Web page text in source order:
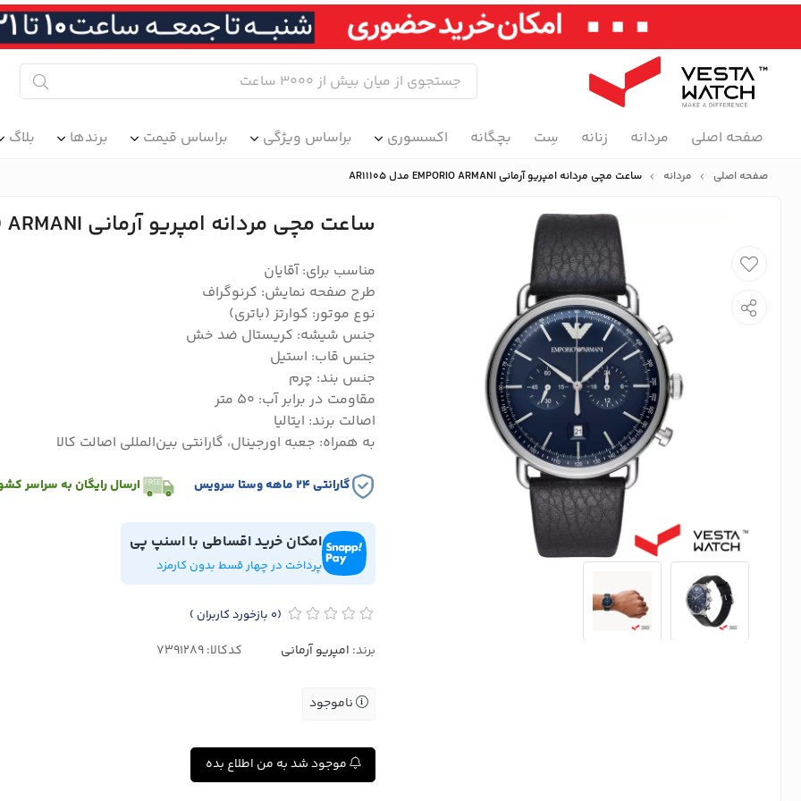
صفحه اصلی مردانه زنانه سِت بچگانه اکسسوری براساس ویژگی براساس قیمت برندها بلاگ
صفحه اصلی مردانه ساعت مچی مردانه امپریو آرمانی EMPORIO ARMANI مدل AR11105
ساعت مچی مردانه امپریو آرمانی EMPORIO ARMANI مدل AR11105
مناسب برای: آقایان
طرح صفحه نمایش: کرنوگراف
نوع موتور: کوارتز (باتری)
جنس شیشه: کریستال ضد خش
جنس قاب: استیل
جنس بند: چرم
مقاومت در برابر آب: 50 متر
اصالت برند: ایتالیا
به همراه: جعبه اورجینال، گارانتی بین‌المللی اصالت کالا
گارانتی ۲۴ ماهه وستا سرویس ارسال رایگان به سراسر
امکان خرید اقساطی با اسنپ پی
پرداخت در چهار قسط بدون کارمزد
(0 بازخورد کاربران )
برند: امپریو آرمانی کدکالا:
ناموجود
موجود شد به من اطلاع بده